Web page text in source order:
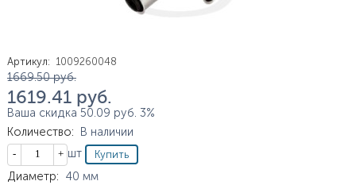
Артикул: 1009260048
Цена
1 669.50 руб.
1 619.41 руб.
Ваша скидка 50.09 руб. 3%
Количество:
В наличии
Кол-во
шт
Характеристики
Диаметр: 40 мм